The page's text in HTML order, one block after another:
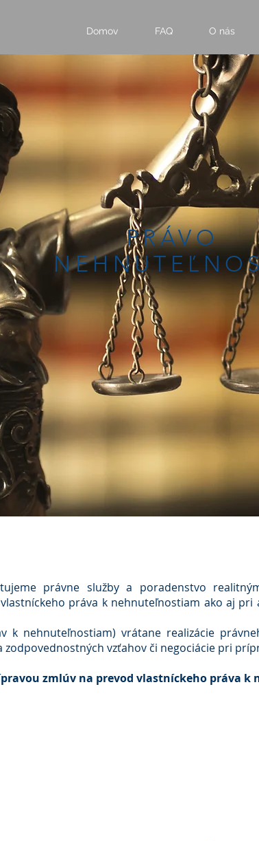
Domov FAQ O nás
PRÁVO
právne služby a poradenstvo
práva k nehnuteľnostiam ako aj
k nehnuteľnostiam) vrátane realizácie
zodpovednostných vzťahov či negociácie pri
zmlúv na prevod vlastníckeho práva